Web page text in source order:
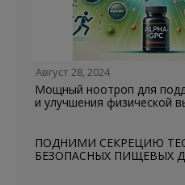
Август 28, 2024
Мощный ноотроп для
и улучшения физической
ПОДНИМИ СЕКРЕЦИЮ
БЕЗОПАСНЫХ ПИЩЕВЫХ